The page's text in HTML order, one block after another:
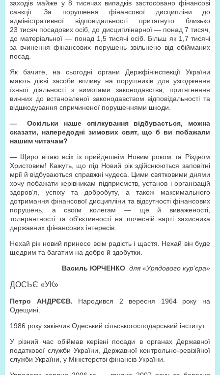
заходів майже у 8 тисячах випадків застосовано фінансові
санкції. За порушення фінансової дисципліни до
адміністративної відповідальності притягнуто близько
23 тисяч посадових осіб, до дисциплінарної — понад 7 тисяч,
до матеріальної — понад 1,5 тисячі осіб. Більш як 1,7 тисячі
за вчинення фінансових порушень звільнено від обійманих
посад.
Як бачите, на сьогодні органи Держфінінспекції України
мають дієві засоби впливу на порушників для узгодження
їхньої діяльності з вимогами законодавства, притягнення
винних до встановленої законодавством відповідальності та
відшкодування спричиненої порушеннями шкоди.
— Оскільки наше спілкування відбувається, можна
сказати, напередодні зимових свят, що б ви побажали
нашим читачам?
— Щиро вітаю всіх із прийдешнім Новим роком та Різдвом
Христовим! Кажуть, що під Новий рік здійснюються заповітні
мрії й відбуваються справжні чудеса. Цими святковими днями
хочу побажати керівникам підприємств, установ і організацій
здоров’я, успіху та добробуту, а також максимального
дотримання фінансової дисципліни та відсутності фінансових
порушень, а своїм колегам — ще й виваженості,
толерантності та об’єктивності на почесній варті захисника
державних фінансових інтересів.
Нехай рік новий принесе всім радість і щастя. Нехай він буде
щедрим та багатим на добро й здобутки.
Василь ЮРЧЕНКО для «Урядового кур’єра»
ДОСЬЄ «УК»
Петро АНДРЄЄВ. Народився 2 вересня 1964 року на
Одещині.
1986 року закінчив Одеський сільськогосподарський інститут.
У різний час обіймав керівні посади в органах Державної
податкової служби України, Державної контрольно-ревізійної
служби України, у Міністерстві фінансів України.